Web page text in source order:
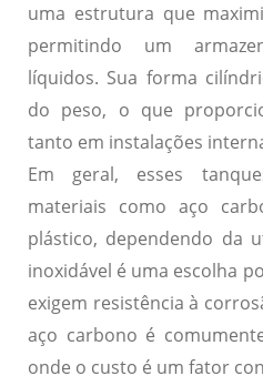
uma estrutura que
permitindo um
líquidos. Sua forma
do peso, o que
tanto em instalações
Em geral, esses
materiais como aço
plástico, dependendo da
inoxidável é uma escolha
exigem resistência à
aço carbono é
onde o custo é um fator